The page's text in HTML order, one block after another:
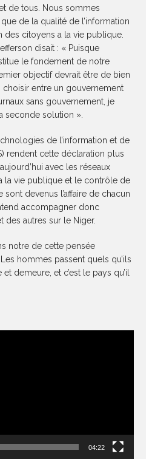
de tous. Nous sommes
de la qualité de l’information
des citoyens a la vie publique.
disait : « Puisque
le fondement de notre
objectif devrait être de bien
choisir entre un gouvernement
sans gouvernement, je
seconde solution ».
de l’information et de
rendent cette déclaration plus
avec les réseaux
la vie publique et le contrôle de
sont devenus l’affaire de chacun
accompagner donc
des autres sur le Niger.
notre de cette pensée
hommes passent quels qu’ils
demeure, et c’est le pays qu’il
04:22